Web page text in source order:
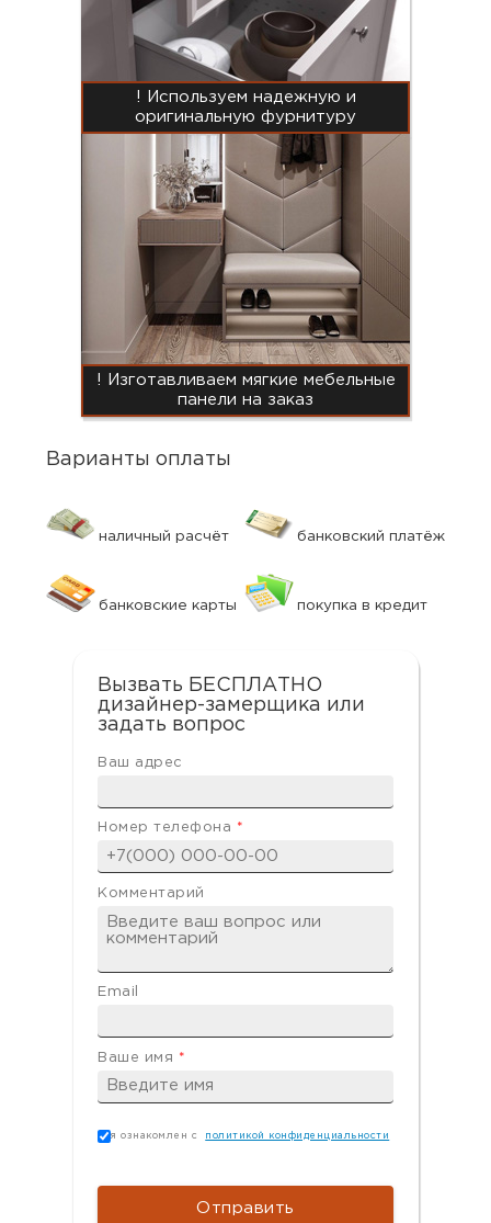
! Используем надежную и
оригинальную фурнитуру
! Изготавливаем мягкие мебельные
панели на заказ
Варианты оплаты
наличный расчёт банковский платёж
банковские карты покупка в кредит
Вызвать БЕСПЛАТНО
дизайнер-замерщика или
задать вопрос
Ваш адрес
Номер телефона *
Комментарий
Email
Ваше имя *
я ознакомлен с
политикой конфиденциальности